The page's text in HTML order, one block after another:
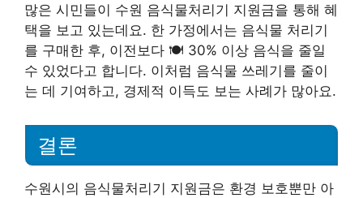
많은 시민들이 수원 음식물처리기 지원금을 통해 혜
택을 보고 있는데요. 한 가정에서는 음식물 처리기
를 구매한 후, 이전보다 🍽️ 30% 이상 음식을 줄일
수 있었다고 합니다. 이처럼 음식물 쓰레기를 줄이
는 데 기여하고, 경제적 이득도 보는 사례가 많아요.
결론
수원시의 음식물처리기 지원금은 환경 보호뿐만 아